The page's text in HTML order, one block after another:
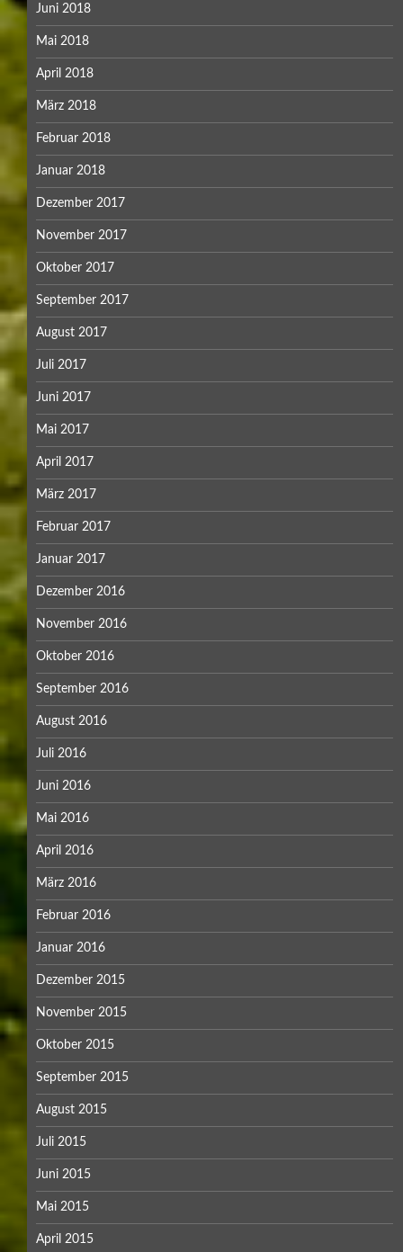
Juni 2018
Mai 2018
April 2018
März 2018
Februar 2018
Januar 2018
Dezember 2017
November 2017
Oktober 2017
September 2017
August 2017
Juli 2017
Juni 2017
Mai 2017
April 2017
März 2017
Februar 2017
Januar 2017
Dezember 2016
November 2016
Oktober 2016
September 2016
August 2016
Juli 2016
Juni 2016
Mai 2016
April 2016
März 2016
Februar 2016
Januar 2016
Dezember 2015
November 2015
Oktober 2015
September 2015
August 2015
Juli 2015
Juni 2015
Mai 2015
April 2015